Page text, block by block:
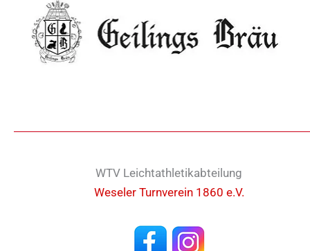
WTV Leichtathletikabteilung
Weseler Turnverein 1860 e.V.